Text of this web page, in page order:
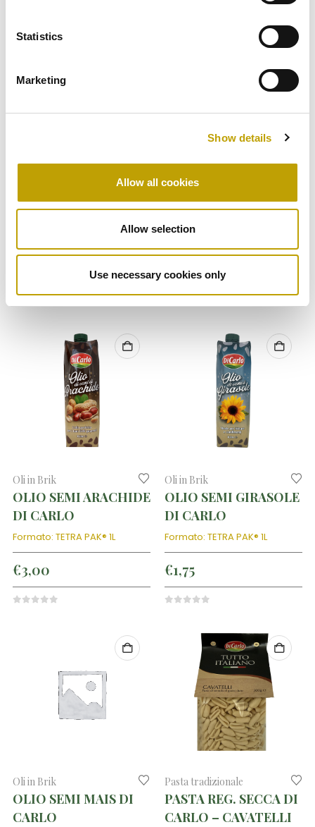
Statistics
Marketing
Show details
Allow all cookies
Allow selection
Use necessary cookies only
OLIO EVO DI CARLO
MONODOSI
Formato: 5 MONODOSI ML 12
OLIO EVO DI CARLO
Formato: TETRA PAK® 1L
6,39
Oli in Brik
OLIO SEMI ARACHIDE
DI CARLO
Formato: TETRA PAK® 1L
€3,00
Oli in Brik
OLIO SEMI GIRASOLE
DI CARLO
Formato: TETRA PAK® 1L
€1,75
Oli in Brik
OLIO SEMI MAIS DI
CARLO
Pasta tradizionale
PASTA REG. SECCA DI
CARLO – CAVATELLI